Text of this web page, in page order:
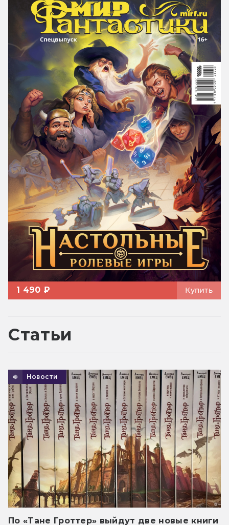
1 490 ₽ Купить
Статьи
Новости
По «Тане Гроттер» выйдут две новые книги